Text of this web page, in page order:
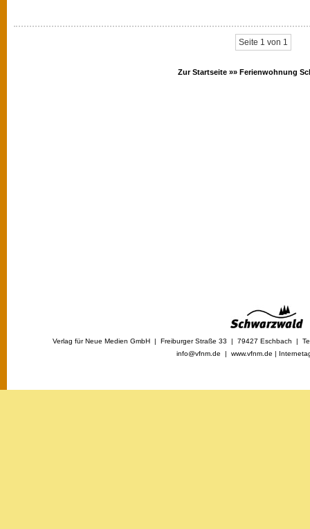
Seite 1 von 1
Zur Startseite »» Ferienwohnung
Verlag für Neue Medien GmbH | Freiburger Straße 33 | 79427 Eschbach |
info@vfnm.de | www.vfnm.de |